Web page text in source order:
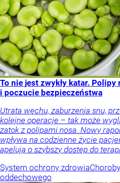
To nie jest zwykły katar. Polipy
i poczucie bezpieczeństwa
Utrata węchu, zaburzenia snu,
kolejne operacje – tak może
zatok z polipami nosa. Nowy
wpływa na codzienne życie
apelują o szybszy dostęp do
System ochrony zdrowia
oddechowego